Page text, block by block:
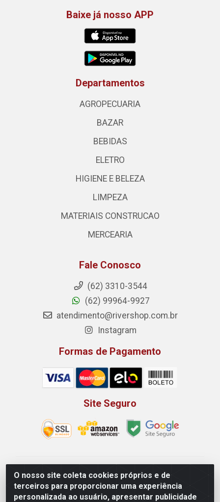
O nosso site coleta cookies próprios e de
terceiros para proporcionar uma experiência
personalizada ao usuário, apresentar publicidade
Baixe já nosso APP
Departamentos
AGROPECUARIA
BAZAR
BEBIDAS
ELETRO
HIGIENE E BELEZA
LIMPEZA
MATERIAIS CONSTRUCAO
MERCEARIA
Fale Conosco
(62) 3310-3544
(62) 99964-9927
atendimento@rivershop.com.br
Instagram
Formas de Pagamento
Site Seguro
Rio Vermelho Distribuição de Alimentos LTDA - Rodovia
BR, 153, KM 52 N 00 QD 00 LT 16 - Bairro Jardim
Eldorado, Anápolis/GO - CEP 75.045-190 - CNPJ